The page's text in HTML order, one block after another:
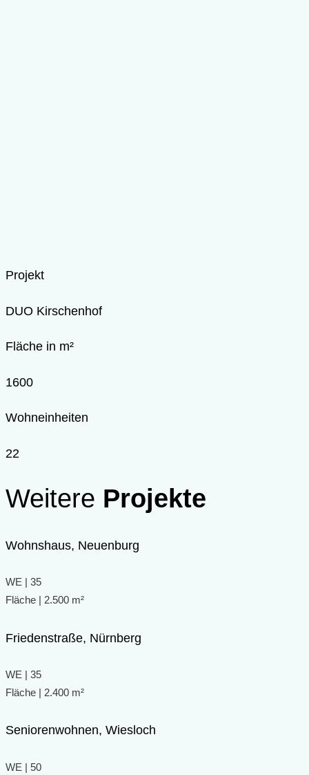
Projekt
DUO Kirschenhof
Fläche in m²
1600
Wohneinheiten
22
Weitere Projekte
Wohnshaus, Neuenburg
WE | 35
Fläche | 2.500 m²
Friedenstraße, Nürnberg
WE | 35
Fläche | 2.400 m²
Seniorenwohnen, Wiesloch
WE | 50